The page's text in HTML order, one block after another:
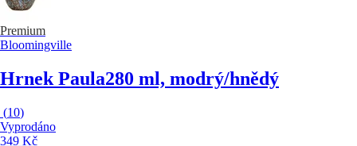
Premium
Bloomingville
Hrnek Paula280 ml, modrý/hnědý
(10)
Vyprodáno
349 Kč